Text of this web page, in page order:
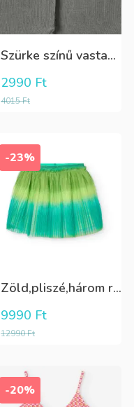
Szürke színű vastag puha harisnya
4015Ft
2990 Ft
-23%
Zöld,pliszé,három rétegű(alatta csillogó tüll+kiwizöld vászon) szoknya
12990Ft
9990 Ft
-20%